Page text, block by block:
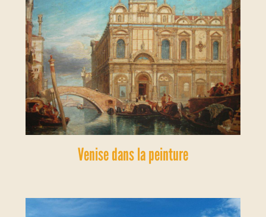
Venise dans la peinture